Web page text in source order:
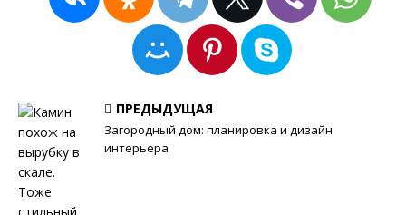
ПРЕДЫДУЩАЯ
Загородный дом: планировка и дизайн
интерьера